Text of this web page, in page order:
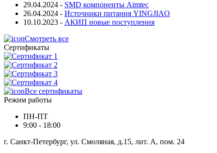
29.04.2024 - SMD компоненты Aimtec
26.04.2024 - Источники питания YINGJIAO
10.10.2023 - АКИП новые поступления
Смотреть все
Сертификаты
Все сертификаты
Режим работы
ПН-ПТ
9:00 - 18:00
г. Санкт-Петербург, ул. Смоляная, д.15, лит. А, пом. 24